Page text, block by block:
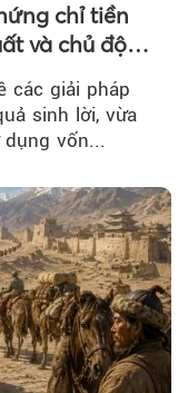
chỉ tiền
và chủ động
các giải pháp
sinh lời, vừa
vốn...